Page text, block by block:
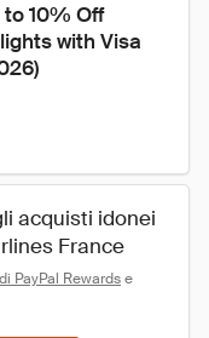
to 10% Off
with Visa
acquisti idonei
France
PayPal Rewards e